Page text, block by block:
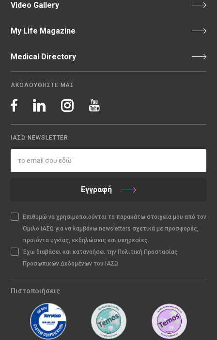
Video Gallery
My Life Magazine
Medical Directory
ΑΚΟΛΟΥΘΗΣΤΕ ΜΑΣ
ΙΑΣΩ NEWSLETTER
Εγγραφή
Επιθυμώ να χρησιμοποιούνται τα παρακάτω στοιχεία μου από τον
Όμιλο ΙΑΣΩ για να λαμβάνω newsletters σχετικά με προσφορές,
προϊόντα υγείας, εκδηλώσεις και υπηρεσίες.
Έχω διαβάσει και κατανοήσει την Πολιτική Προστασίας
Προσωπικών Δεδομένων του ΙΑΣΩ
Πιστοποιήσεις